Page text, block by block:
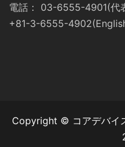
電話： 03-6555-4901(代
+81-3-6555-
Copyright © コアデバイ